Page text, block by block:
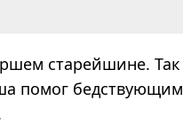
старейшине. Так
помог бедствующим